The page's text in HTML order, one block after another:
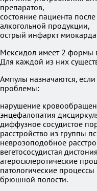
препаратов,
состояние пациента
алкогольной продукции,
острый инфаркт
Мексидол имеет 2 формы
Для каждой из них
Ампулы назначаются,
проблемы:
нарушение
энцефалопатия
диффузное сосудистое
расстройство из группы
неврозоподобное
вегетососудистая
атеросклеротические
патологические
брюшной полости.